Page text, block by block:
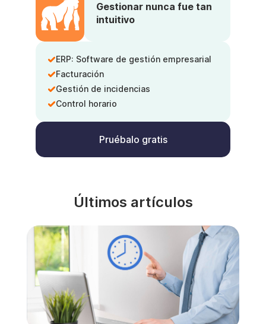
Gestionar nunca fue tan
intuitivo
ERP: Software de gestión empresarial
Facturación
Gestión de incidencias
Control horario
Pruébalo gratis
Últimos artículos